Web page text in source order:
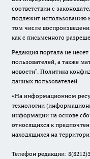
соответствии с
подлежит использованию
том числе
как с письменного
Редакция портала не
пользователей, а также
новости". Политика
данных пользователей.
«На информационном
технологии
информации на основе
относящихся к
находящихся на
Телефон редакции: